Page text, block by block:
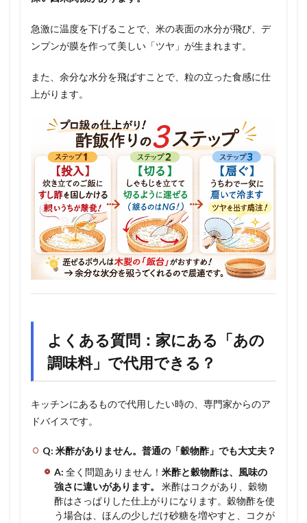
急激に温度を下げることで、米の表面の水分が飛び、デ
ンプンが膜を作って美しい「ツヤ」が生まれます。
また、余分な水分を飛ばすことで、粒の立った食感に仕
上がります。
よくある質問：家にある「あの
調味料」で代用できる？
キッチンにあるもので代用したい時の、専門家からのア
ドバイスです。
Q: 米酢がありません。普通の「穀物酢」でも大丈夫？
A: 全く問題ありません！ 米酢と穀物酢は、風味の
強さに違いがあります。
米酢はコクがあり、穀物
酢はさっぱりした仕上がりになります。穀物酢を使
う場合は、ほんの少しだけ砂糖を増やすと、コクが